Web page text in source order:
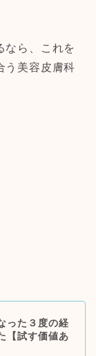
なら、これを
う美容皮膚科
った３度の経
【試す価値あ